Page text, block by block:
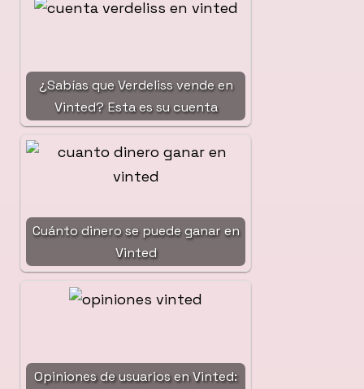
¿Sabías que Verdeliss vende en
Vinted? Esta es su cuenta
Cuánto dinero se puede ganar en
Vinted
Opiniones de usuarios en Vinted: